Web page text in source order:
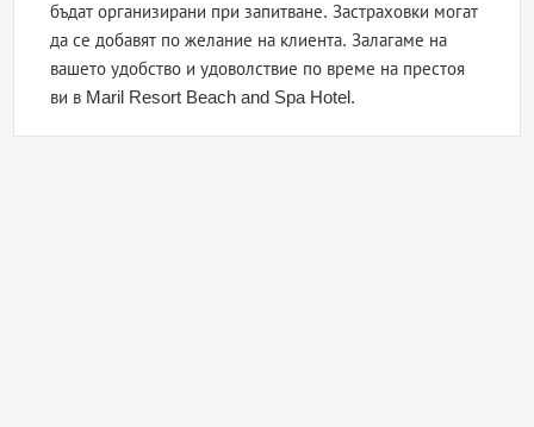
бъдат организирани при запитване. Застраховки могат
да се добавят по желание на клиента. Залагаме на
вашето удобство и удоволствие по време на престоя
ви в Maril Resort Beach and Spa Hotel.